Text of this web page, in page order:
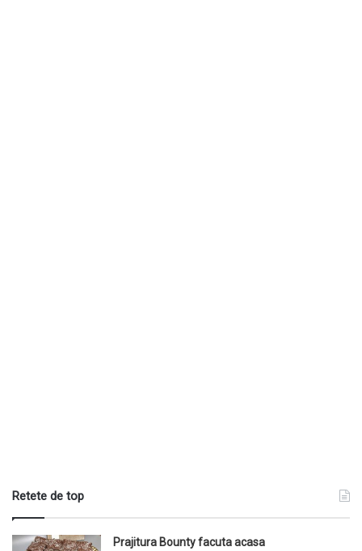
Retete de top
Prajitura Bounty facuta acasa